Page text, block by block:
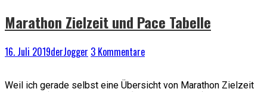
Marathon Zielzeit und Pace Tabelle
16. Juli 2019derJogger 3 Kommentare
Weil ich gerade selbst eine Übersicht von Marathon Zielzeit